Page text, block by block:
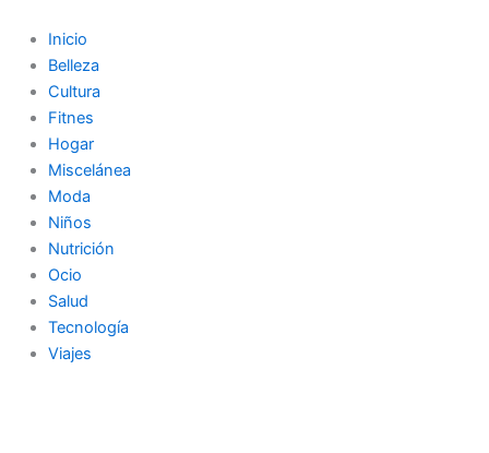
contenido
Inicio
Belleza
Cultura
Fitnes
Hogar
Miscelánea
Moda
Niños
Nutrición
Ocio
Salud
Tecnología
Viajes